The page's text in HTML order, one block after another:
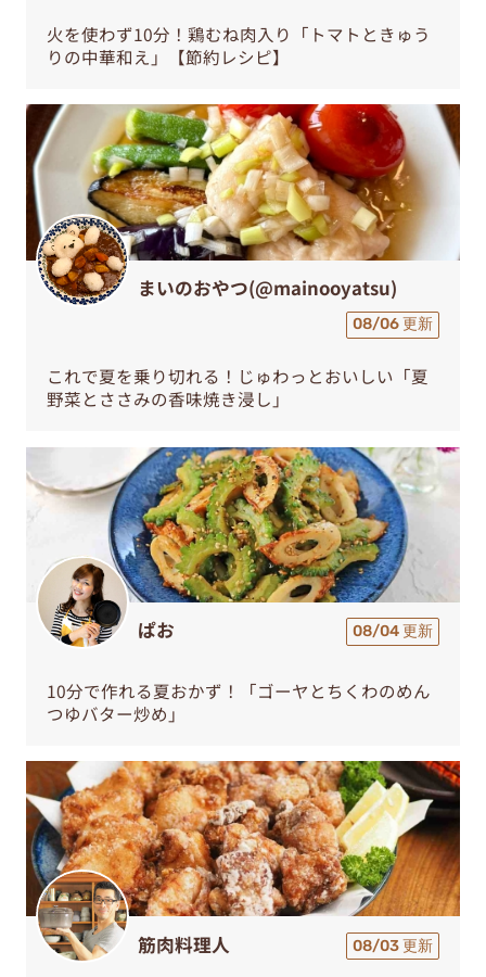
火を使わず10分！鶏むね肉入り「トマトときゅう
りの中華和え」【節約レシピ】
まいのおやつ(@mainooyatsu)
08/06 更新
これで夏を乗り切れる！じゅわっとおいしい「夏
野菜とささみの香味焼き浸し」
ぱお 08/04 更新
10分で作れる夏おかず！「ゴーヤとちくわのめん
つゆバター炒め」
筋肉料理人 08/03 更新